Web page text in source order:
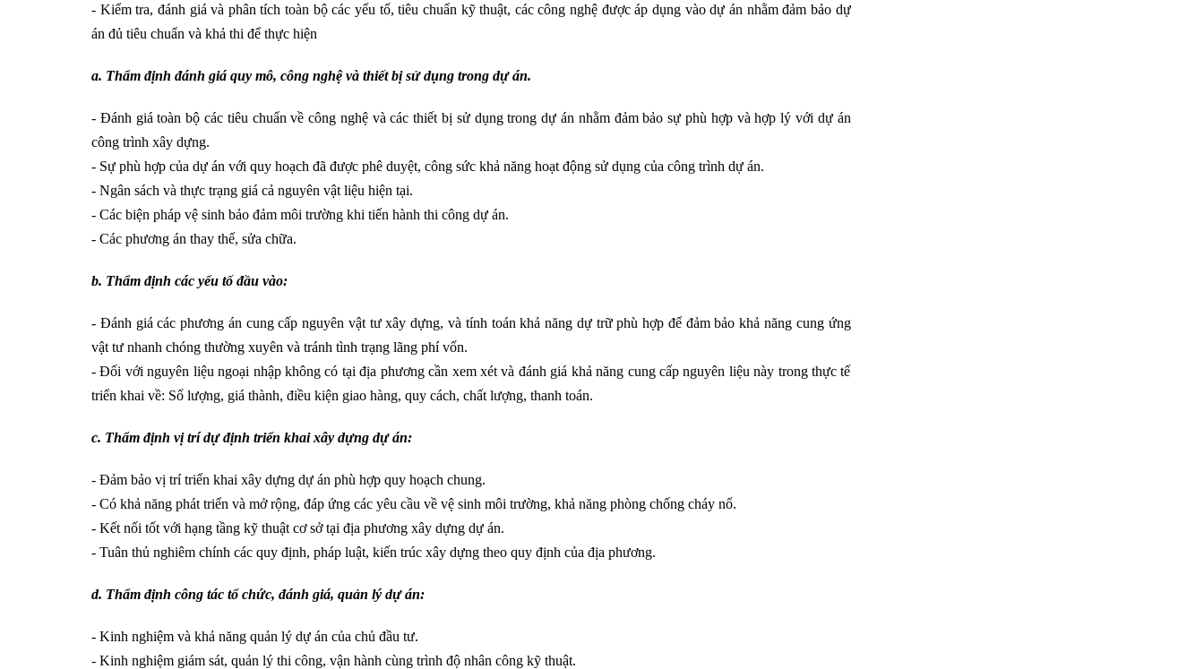
- Kiểm tra, đánh giá và phân tích toàn bộ các yếu tố, tiêu chuẩn kỹ thuật, các công nghệ được áp dụng vào dự án nhằm đảm bảo dự
án đủ tiêu chuẩn và khả thi để thực hiện
a. Thẩm định đánh giá quy mô, công nghệ và thiết bị sử dụng trong dự án.
- Đánh giá toàn bộ các tiêu chuẩn về công nghệ và các thiết bị sử dụng trong dự án nhằm đảm bảo sự phù hợp và hợp lý với dự án
công trình xây dựng.
- Sự phù hợp của dự án với quy hoạch đã được phê duyệt, công sức khả năng hoạt động sử dụng của công trình dự án.
- Ngân sách và thực trạng giá cả nguyên vật liệu hiện tại.
- Các biện pháp vệ sinh bảo đảm môi trường khi tiến hành thi công dự án.
- Các phương án thay thế, sửa chữa.
b. Thẩm định các yếu tố đầu vào:
- Đánh giá các phương án cung cấp nguyên vật tư xây dựng, và tính toán khả năng dự trữ phù hợp để đảm bảo khả năng cung ứng
vật tư nhanh chóng thường xuyên và tránh tình trạng lãng phí vốn.
- Đối với nguyên liệu ngoại nhập không có tại địa phương cần xem xét và đánh giá khả năng cung cấp nguyên liệu này trong thực tế
triển khai về: Số lượng, giá thành, điều kiện giao hàng, quy cách, chất lượng, thanh toán.
c. Thẩm định vị trí dự định triển khai xây dựng dự án:
- Đảm bảo vị trí triển khai xây dựng dự án phù hợp quy hoạch chung.
- Có khả năng phát triển và mở rộng, đáp ứng các yêu cầu về vệ sinh môi trường, khả năng phòng chống cháy nổ.
- Kết nối tốt với hạng tầng kỹ thuật cơ sở tại địa phương xây dựng dự án.
- Tuân thủ nghiêm chính các quy định, pháp luật, kiến trúc xây dựng theo quy định của địa phương.
d. Thẩm định công tác tổ chức, đánh giá, quản lý dự án:
- Kinh nghiệm và khả năng quản lý dự án của chủ đầu tư.
- Kinh nghiệm giám sát, quản lý thi công, vận hành cùng trình độ nhân công kỹ thuật.